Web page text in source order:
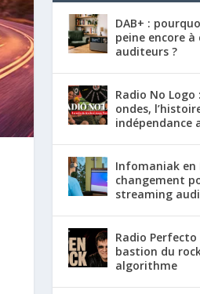
DAB+ :
peine encore à
auditeurs ?
Radio No Logo
ondes,
indépendance
Infomaniak en
changement
streaming
Radio Perfecto
bastion du
algorithme